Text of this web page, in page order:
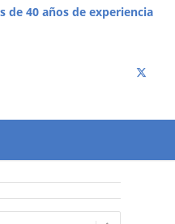
de 40 años de experiencia